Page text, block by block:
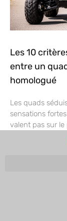
Les 10
entre un
homologué
Les quads
sensations
valent pas sur le